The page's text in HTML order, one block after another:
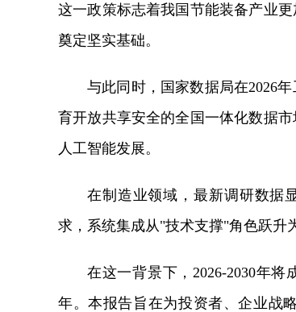
这一政策标志着我国节能装备产业
奠定坚实基础。
与此同时，国家数据局在2026
育开放共享安全的全国一体化数据
人工智能发展。
在制造业领域，最新调研数据
求，系统集成从"技术支撑"角色跃升
在这一背景下，2026-2030年
年。本报告旨在为投资者、企业战